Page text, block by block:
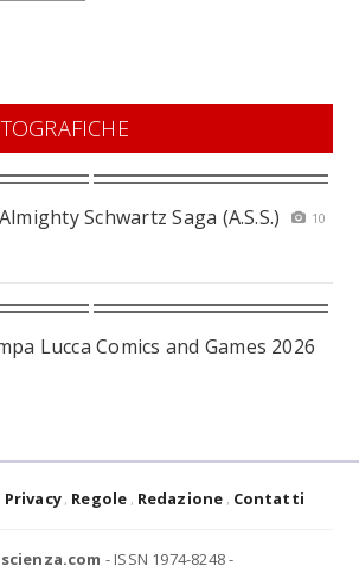
Schwartz Saga (A.S.S.)
10
Lucca Comics and Games 2026
Privacy Regole Redazione Contatti
- ISSN 1974-8248 -